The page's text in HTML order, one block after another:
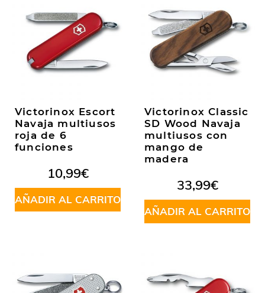
Victorinox Escort
Navaja multiusos
roja de 6
funciones
10,99€
AÑADIR AL CARRITO
Victorinox Classic
SD Wood Navaja
multiusos con
mango de
madera
33,99€
AÑADIR AL CARRITO